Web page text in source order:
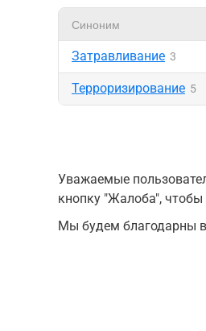
Синоним
Затравливание 3
Терроризирование 5
Уважаемые
кнопку "Жалоба",
Мы будем благодарны